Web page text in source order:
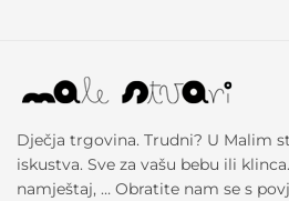
Dječja trgovina. Trudni? U Malim
iskustva. Sve za vašu bebu ili
namještaj, … Obratite nam se s